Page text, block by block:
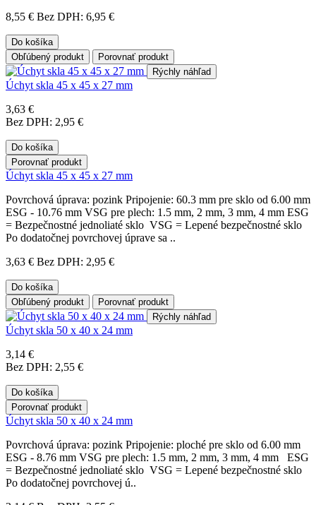
8,55 € Bez DPH: 6,95 €
Do košíka
Obľúbený produkt
Porovnať produkt
Rýchly náhľad
Úchyt skla 45 x 45 x 27 mm
3,63 €
Bez DPH: 2,95 €
Do košíka
Porovnať produkt
Úchyt skla 45 x 45 x 27 mm
Povrchová úprava: pozink Pripojenie: 60.3 mm pre sklo od 6.00 mm
ESG - 10.76 mm VSG pre plech: 1.5 mm, 2 mm, 3 mm, 4 mm ESG
= Bezpečnostné jednoliaté sklo VSG = Lepené bezpečnostné sklo
Po dodatočnej povrchovej úprave sa ..
3,63 € Bez DPH: 2,95 €
Do košíka
Obľúbený produkt
Porovnať produkt
Rýchly náhľad
Úchyt skla 50 x 40 x 24 mm
3,14 €
Bez DPH: 2,55 €
Do košíka
Porovnať produkt
Úchyt skla 50 x 40 x 24 mm
Povrchová úprava: pozink Pripojenie: ploché pre sklo od 6.00 mm
ESG - 8.76 mm VSG pre plech: 1.5 mm, 2 mm, 3 mm, 4 mm ESG
= Bezpečnostné jednoliaté sklo VSG = Lepené bezpečnostné sklo
Po dodatočnej povrchovej ú..